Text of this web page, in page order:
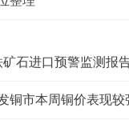
矿石进口预警监测报
铜市本周铜价表现较